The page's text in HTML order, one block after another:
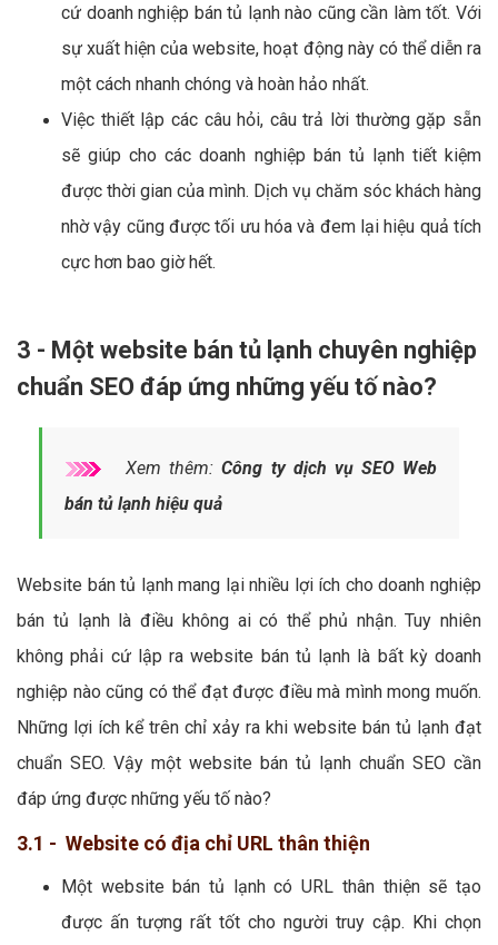
cứ doanh nghiệp bán tủ lạnh nào cũng cần làm tốt. Với
sự xuất hiện của website, hoạt động này có thể diễn ra
một cách nhanh chóng và hoàn hảo nhất.
Việc thiết lập các câu hỏi, câu trả lời thường gặp sẵn
sẽ giúp cho các doanh nghiệp bán tủ lạnh tiết kiệm
được thời gian của mình. Dịch vụ chăm sóc khách hàng
nhờ vậy cũng được tối ưu hóa và đem lại hiệu quả tích
cực hơn bao giờ hết.
3 - Một website bán tủ lạnh chuyên nghiệp
chuẩn SEO đáp ứng những yếu tố nào?
Xem thêm:Công ty dịch vụ SEO Web
bán tủ lạnh hiệu quả
Website bán tủ lạnh mang lại nhiều lợi ích cho doanh nghiệp
bán tủ lạnh là điều không ai có thể phủ nhận. Tuy nhiên
không phải cứ lập ra website bán tủ lạnh là bất kỳ doanh
nghiệp nào cũng có thể đạt được điều mà mình mong muốn.
Những lợi ích kể trên chỉ xảy ra khi website bán tủ lạnh đạt
chuẩn SEO. Vậy một website bán tủ lạnh chuẩn SEO cần
đáp ứng được những yếu tố nào?
3.1 - Website có địa chỉ URL thân thiện
Một website bán tủ lạnh có URL thân thiện sẽ tạo
được ấn tượng rất tốt cho người truy cập. Khi chọn